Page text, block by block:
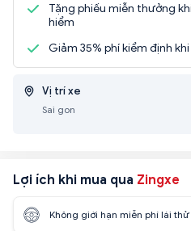
Tặng phiếu miễn thưởng
hiểm
Giảm 35% phí kiểm định
Vị trí xe
Sai gon
Lợi ích khi mua qua Zingxe
Không giới hạn miễn phí lái thử